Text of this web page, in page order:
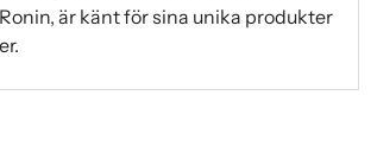
är känt för sina unika produkter